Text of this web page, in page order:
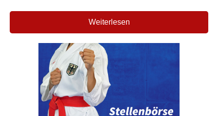
Weiterlesen